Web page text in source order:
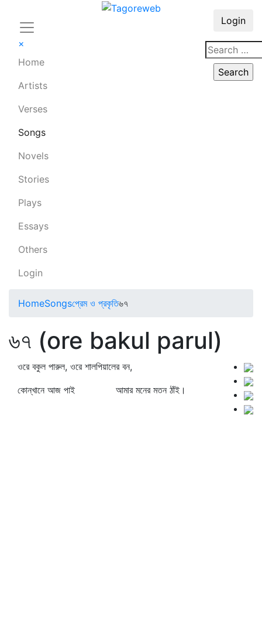
×
Home
Artists
Verses
Songs
Novels
Stories
Plays
Essays
Others
Login
Login
HomeSongsপ্রেম ও প্রকৃতি৬৭
৬৭ (ore bakul parul)
ওরে বকুল পারুল, ওরে শালপিয়ালের বন,
কোন্‌খানে আজ পাই আমার মনের মতন ঠাঁই।